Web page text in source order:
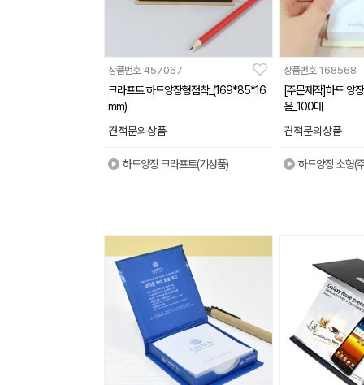
상품번호 457067
크라프트 하드양장형점착_(169*85*16
mm)
견적문의상품
하드양장 크라프트(기성품)
상품번호 168568
[주문제작]하드 양
음_100매
견적문의상품
하드양장 소형(